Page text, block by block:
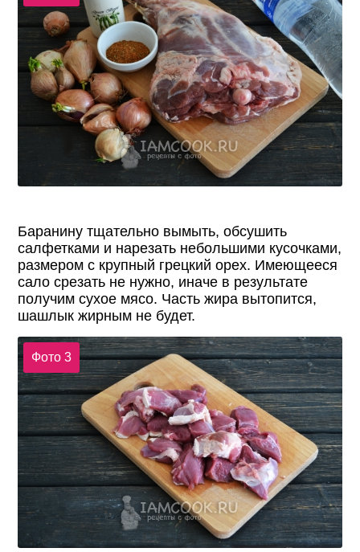
Баранину тщательно вымыть, обсушить
салфетками и нарезать небольшими кусочками,
размером с крупный грецкий орех. Имеющееся
сало срезать не нужно, иначе в результате
получим сухое мясо. Часть жира вытопится,
шашлык жирным не будет.
Фото 3